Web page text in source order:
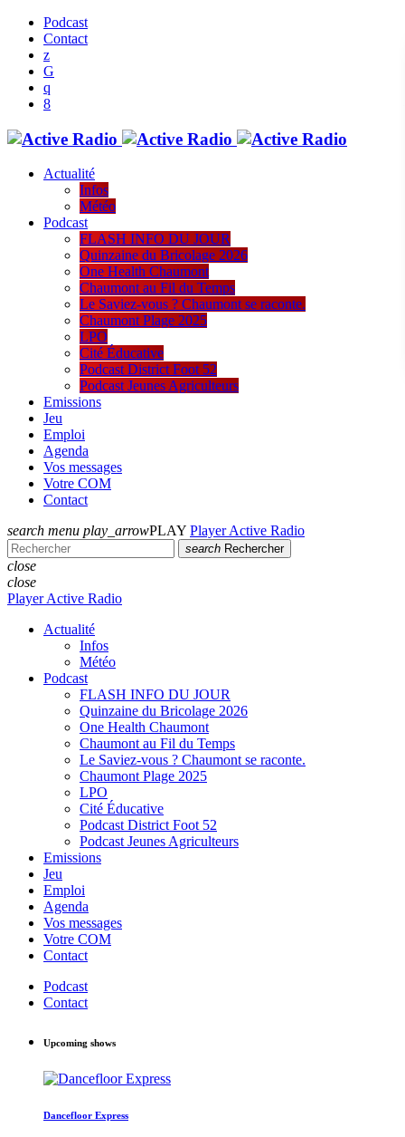
Podcast
Contact
Actualité
Infos
Météo
Podcast
FLASH INFO DU JOUR
Quinzaine du Bricolage 2026
One Health Chaumont
Chaumont au Fil du Temps
Le Saviez-vous ? Chaumont se raconte.
Chaumont Plage 2025
LPO
Cité Éducative
Podcast District Foot 52
Podcast Jeunes Agriculteurs
Emissions
Jeu
Emploi
Agenda
Vos messages
Votre COM
Contact
search menu play_arrowPLAY Player Active Radio
search Rechercher
close
close
Player Active Radio
Actualité
Infos
Météo
Podcast
FLASH INFO DU JOUR
Quinzaine du Bricolage 2026
One Health Chaumont
Chaumont au Fil du Temps
Le Saviez-vous ? Chaumont se raconte.
Chaumont Plage 2025
LPO
Cité Éducative
Podcast District Foot 52
Podcast Jeunes Agriculteurs
Emissions
Jeu
Emploi
Agenda
Vos messages
Votre COM
Contact
Podcast
Contact
Upcoming shows
Dancefloor Express